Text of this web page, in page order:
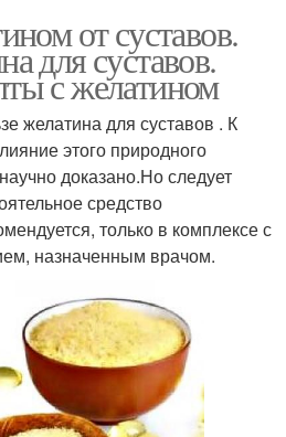
от суставов.
для суставов.
с желатином
желатина для суставов . К
этого природного
доказано.Но следует
средство
только в комплексе с
назначенным врачом.